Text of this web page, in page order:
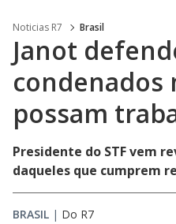
Noticias R7 Brasil
Janot
condenados
possam
Presidente do STF vem
daqueles que cumprem
BRASIL | Do R7